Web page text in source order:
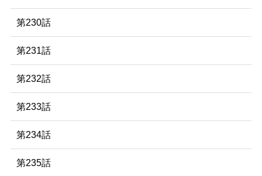
第230話
第231話
第232話
第233話
第234話
第235話